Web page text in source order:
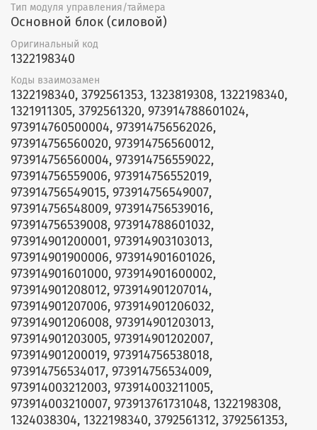
Тип модуля управления/таймера
Основной блок (силовой)
Оригинальный код
1322198340
Коды взаимозамен
1322198340, 3792561353, 1323819308, 1322198340,
1321911305, 3792561320, 973914788601024,
973914760500004, 973914756562026,
973914756560020, 973914756560012,
973914756560004, 973914756559022,
973914756559006, 973914756552019,
973914756549015, 973914756549007,
973914756548009, 973914756539016,
973914756539008, 973914788601032,
973914901200001, 973914903103013,
973914901900006, 973914901601026,
973914901601000, 973914901600002,
973914901208012, 973914901207014,
973914901207006, 973914901206032,
973914901206008, 973914901203013,
973914901203005, 973914901202007,
973914901200019, 973914756538018,
973914756534017, 973914756534009,
973914003212003, 973914003211005,
973914003210007, 973913761731048, 1322198308,
1324038304, 1322198340, 3792561312, 3792561353,